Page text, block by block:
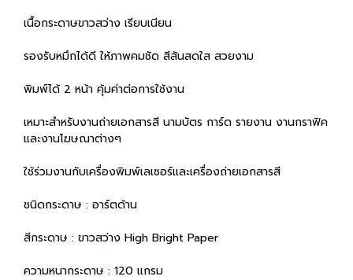
เนื้อกระดาษขาวสว่าง เรียบเนียน
รองรับหมึกได้ดี ให้ภาพคมชัด สีสันสดใส สวยงาม
พิมพ์ได้ 2 หน้า คุ้มค่าต่อการใช้งาน
เหมาะสำหรับงานถ่ายเอกสารสี นามบัตร การ์ด รายงาน งานกราฟิค
และงานโฆษณาต่างๆ
ใช้ร่วมงานกับเครื่องพิมพ์เลเซอร์และเครื่องถ่ายเอกสารสี
ชนิดกระดาษ : อาร์ตด้าน
สีกระดาษ : ขาวสว่าง High Bright Paper
ความหนากระดาษ : 120 แกรม